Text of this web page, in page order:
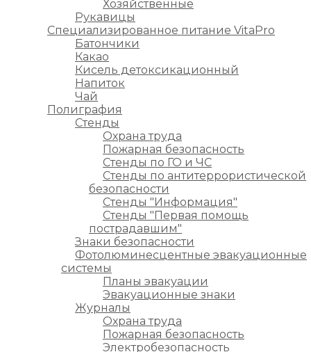
Хозяйственные
Рукавицы
Специализированное питание VitaPro
Батончики
Какао
Кисель детоксикационный
Напиток
Чай
Полиграфия
Стенды
Охрана труда
Пожарная безопасность
Стенды по ГО и ЧС
Стенды по антитеррористической
безопасности
Стенды "Информация"
Стенды "Первая помощь
пострадавшим"
Знаки безопасности
Фотолюминесцентные эвакуационные
системы
Планы эвакуации
Эвакуационные знаки
Журналы
Охрана труда
Пожарная безопасность
Электробезопасность